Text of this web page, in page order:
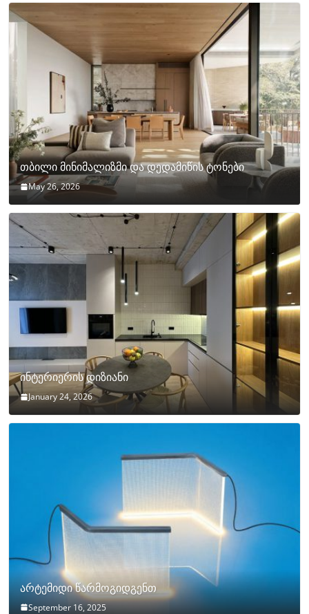
თბილი მინიმალიზმი და დედამიწის ტონები
May 26, 2026
ინტერიერის დიზიანი
January 24, 2026
არტემიდი წარმოგიდგენთ
September 16, 2025